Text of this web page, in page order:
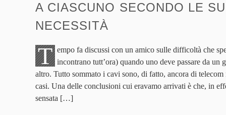
A CIASCUNO SECONDO LE
NECESSITÀ
T empo fa discussi con un amico sulle difficoltà che
incontrano tutt’ora) quando uno deve passare da un
altro. Tutto sommato i cavi sono, di fatto, ancora di
casi. Una delle conclusioni cui eravamo arrivati è che, in
sensata […]